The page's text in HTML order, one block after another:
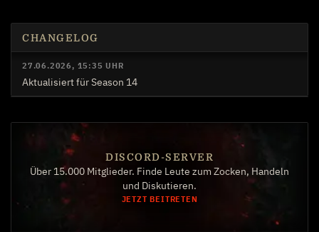
CHANGELOG
27.06.2026, 15:35 UHR
Aktualisiert für Season 14
DISCORD-SERVER
Über 15.000 Mitglieder. Finde Leute zum Zocken, Handeln
und Diskutieren.
JETZT BEITRETEN